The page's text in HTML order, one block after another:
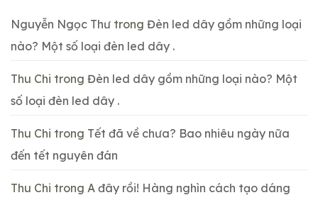
Nguyễn Ngọc Thư trong Đèn led dây gồm những loại
nào? Một số loại đèn led dây .
Thu Chi trong Đèn led dây gồm những loại nào? Một
số loại đèn led dây .
Thu Chi trong Tết đã về chưa? Bao nhiêu ngày nữa
đến tết nguyên đán
Thu Chi trong A đây rồi! Hàng nghìn cách tạo dáng